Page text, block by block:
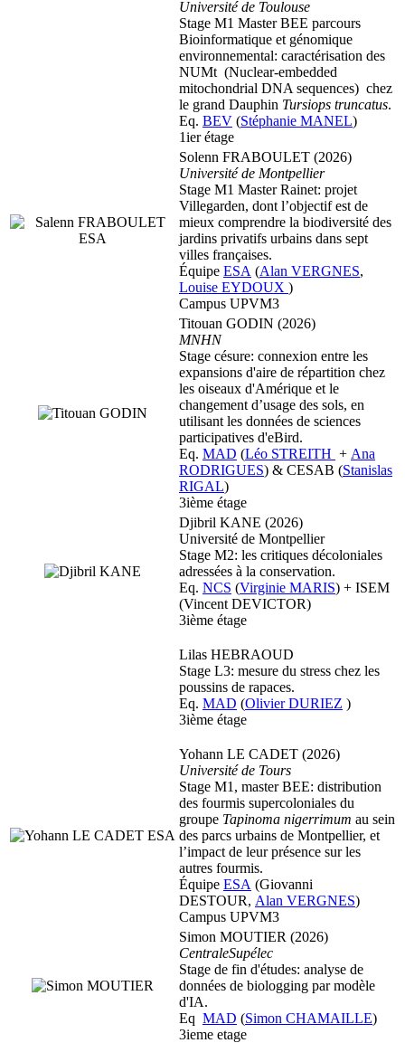
Universitéde Toulouse
Stage M1 Master BEE parcours
Bioinformatique et génomique
environnemental: caractérisation des
NUMt (Nuclear-embedded
mitochondrial DNA sequences) chez
le grand Dauphin Tursiops truncatus.
Eq. BEV (Stéphanie MANEL)
1ier étage
Solenn FRABOULET (2026)
Université de Montpellier
Stage M1 Master Rainet: projet
Villegarden, dont l’objectif est de
mieux comprendre la biodiversité des
jardins privatifs urbains dans sept
villes françaises.
Équipe ESA (Alan VERGNES,
Louise EYDOUX )
Campus UPVM3
Titouan GODIN (2026)
MNHN
Stage césure: connexion entre les
expansions d'aire de répartition chez
les oiseaux d'Amérique et le
changement d’usage des sols, en
utilisant les données de sciences
participatives d'eBird.
Eq. MAD (Léo STREITH + Ana
RODRIGUES) & CESAB (Stanislas
RIGAL)
3ième étage
Djibril KANE (2026)
Université de Montpellier
Stage M2: les critiques décoloniales
adressées à la conservation.
Eq. NCS (Virginie MARIS) + ISEM
(Vincent DEVICTOR)
3ième étage
Lilas HEBRAOUD
Stage L3: mesure du stress chez les
poussins de rapaces.
Eq. MAD (Olivier DURIEZ )
3ième étage
Yohann LE CADET (2026)
Université de Tours
Stage M1, master BEE: distribution
des fourmis supercoloniales du
groupe Tapinoma nigerrimum au sein
des parcs urbains de Montpellier, et
l’impact de leur présence sur les
autres fourmis.
Équipe ESA (Giovanni
DESTOUR, Alan VERGNES)
Campus UPVM3
Simon MOUTIER (2026)
CentraleSupélec
Stage de fin d'études: analyse de
données de biologging par modèle
d'IA.
Eq MAD (Simon CHAMAILLE)
3ieme etage